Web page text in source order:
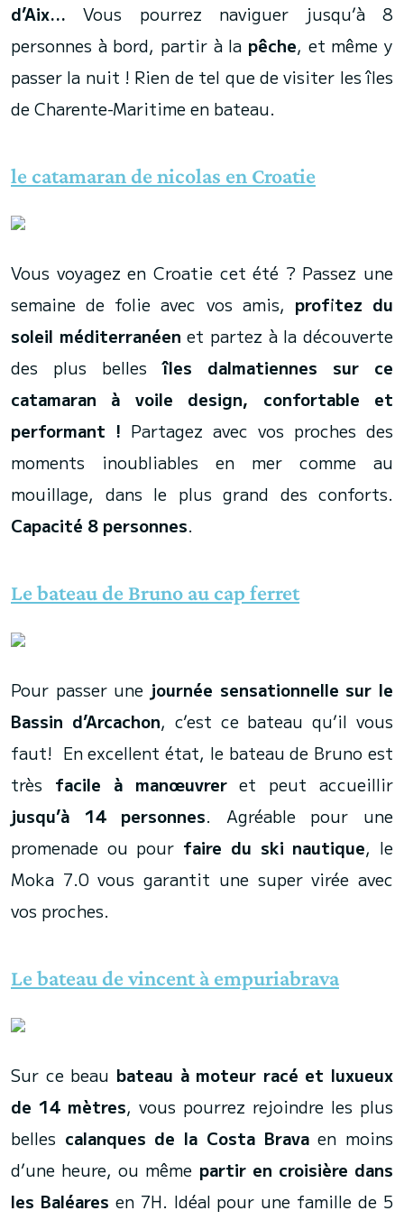
d’Aix… Vous pourrez naviguer jusqu’à 8
personnes à bord, partir à la pêche, et même y
passer la nuit ! Rien de tel que de visiter les îles
de Charente-Maritime en bateau.
le catamaran de nicolas en Croatie
Vous voyagez en Croatie cet été ? Passez une
semaine de folie avec vos amis, profitez du
soleil méditerranéenet partez à la découverte
des plus belles îles dalmatiennes sur ce
catamaran à voile design, confortable et
performant ! Partagez avec vos proches des
moments inoubliables en mer comme au
mouillage, dans le plus grand des conforts.
Capacité 8 personnes.
Le bateau de Bruno au cap ferret
Pour passer une journée sensationnelle sur le
Bassin d’Arcachon, c’est ce bateau qu’il vous
faut! En excellent état, le bateau de Bruno est
très facile à manœuvreret peut accueillir
jusqu’à 14 personnes. Agréable pour une
promenade ou pour faire du ski nautique, le
Moka 7.0 vous garantit une super virée avec
vos proches.
Le bateau de vincent à empuriabrava
Sur ce beau bateau à moteur racé et luxueux
de 14 mètres, vous pourrez rejoindre les plus
belles calanques de la Costa Bravaen moins
d’une heure, ou même partir en croisière dans
les Baléares en 7H. Idéal pour une famille de 5